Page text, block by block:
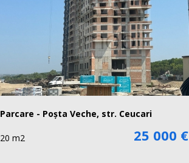
Parcare - Poșta Veche, str. Ceucari
20 m2 25 000 €